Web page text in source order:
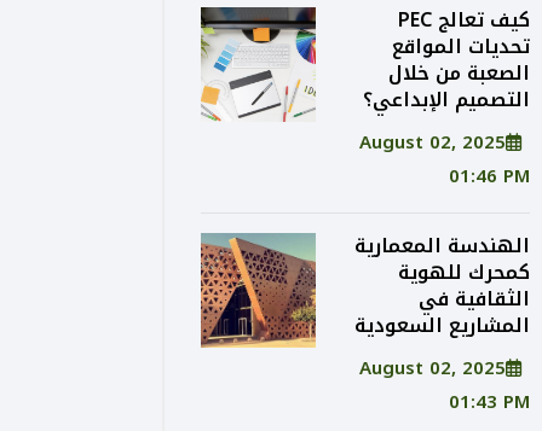
كيف تعالج PEC
تحديات المواقع
الصعبة من خلال
التصميم الإبداعي؟
August 02, 2025
01:46 PM
الهندسة المعمارية
كمحرك للهوية
الثقافية في
المشاريع السعودية
August 02, 2025
01:43 PM